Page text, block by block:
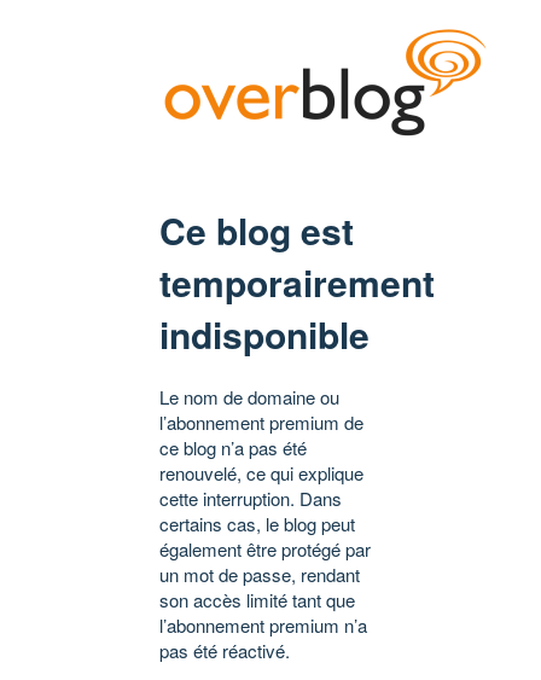
Ce blog est
temporairement
indisponible
Le nom de domaine ou
l’abonnement premium de
ce blog n’a pas été
renouvelé, ce qui explique
cette interruption. Dans
certains cas, le blog peut
également être protégé par
un mot de passe, rendant
son accès limité tant que
l’abonnement premium n’a
pas été réactivé.